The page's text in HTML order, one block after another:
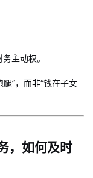
主动权。
”，而非“钱在子女
，如何及时